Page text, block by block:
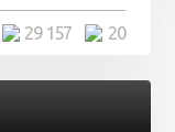
20
29 157